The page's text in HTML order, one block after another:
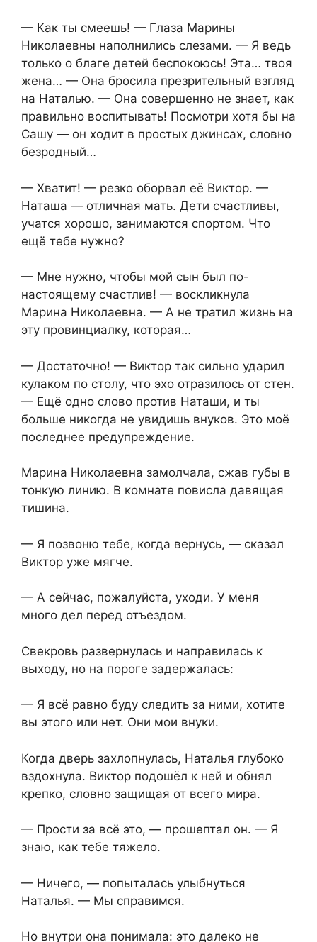
— Как ты смеешь! — Глаза Марины
Николаевны наполнились слезами. — Я ведь
только о благе детей беспокоюсь! Эта… твоя
жена… — Она бросила презрительный взгляд
на Наталью. — Она совершенно не знает, как
правильно воспитывать! Посмотри хотя бы на
Сашу — он ходит в простых джинсах, словно
безродный…
— Хватит! — резко оборвал её Виктор. —
Наташа — отличная мать. Дети счастливы,
учатся хорошо, занимаются спортом. Что
ещё тебе нужно?
— Мне нужно, чтобы мой сын был по-
настоящему счастлив! — воскликнула
Марина Николаевна. — А не тратил жизнь на
эту провинциалку, которая…
— Достаточно! — Виктор так сильно ударил
кулаком по столу, что эхо отразилось от стен.
— Ещё одно слово против Наташи, и ты
больше никогда не увидишь внуков. Это моё
последнее предупреждение.
Марина Николаевна замолчала, сжав губы в
тонкую линию. В комнате повисла давящая
тишина.
— Я позвоню тебе, когда вернусь, — сказал
Виктор уже мягче.
— А сейчас, пожалуйста, уходи. У меня
много дел перед отъездом.
Свекровь развернулась и направилась к
выходу, но на пороге задержалась:
— Я всё равно буду следить за ними, хотите
вы этого или нет. Они мои внуки.
Когда дверь захлопнулась, Наталья глубоко
вздохнула. Виктор подошёл к ней и обнял
крепко, словно защищая от всего мира.
— Прости за всё это, — прошептал он. — Я
знаю, как тебе тяжело.
— Ничего, — попыталась улыбнуться
Наталья. — Мы справимся.
Но внутри она понимала: это далеко не